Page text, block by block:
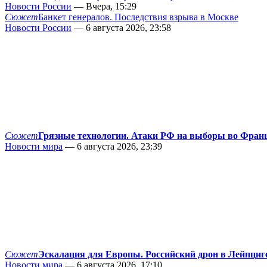
Новости России — Вчера, 15:29
СюжетБанкет генералов. Последствия взрыва в Москве
Новости России — 6 августа 2026, 23:58
СюжетГрязные технологии. Атаки РФ на выборы во
Новости мира — 6 августа 2026, 23:39
СюжетЭскалация для Европы. Российский дрон в